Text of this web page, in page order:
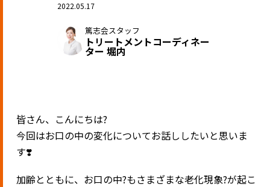
2022.05.17
篤志会スタッフ
トリートメントコーディネー
ター 堀内
皆さん、こんにちは?
今回はお口の中の変化についてお話ししたいと思いま
す❣️
加齢とともに、お口の中?もさまざまな老化現象?が起こ